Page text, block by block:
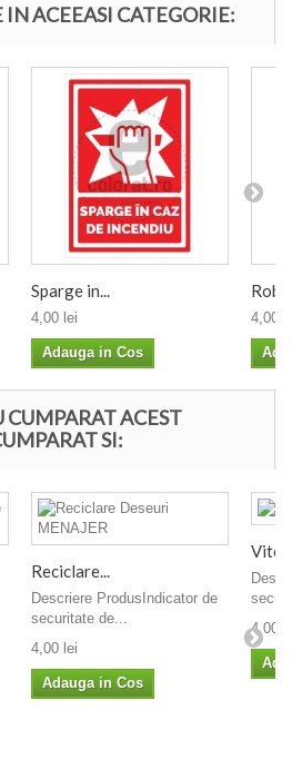
IN ACEEASI CATEGORIE:
Sparge in...
4,00 lei
Adauga in Cos
4,00
ACEST
SI:
Reciclare...
Descriere ProdusIndicator de
securitate de...
4,00 lei
Adauga in Cos
4,00